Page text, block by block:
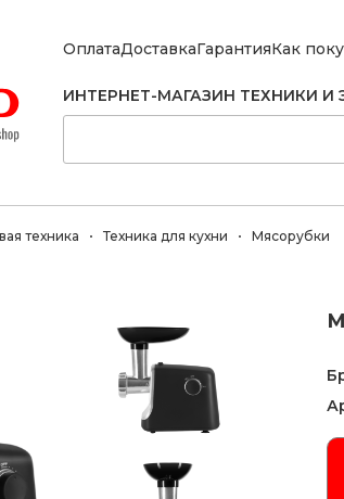
ОплатаДоставкаГарантияКак
ИНТЕРНЕТ-МАГАЗИН ТЕХНИКИ И
техника Техника для кухни Мясорубки